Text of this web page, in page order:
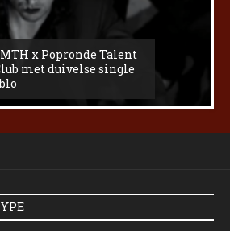
x Popronde Talent
met duivelse single